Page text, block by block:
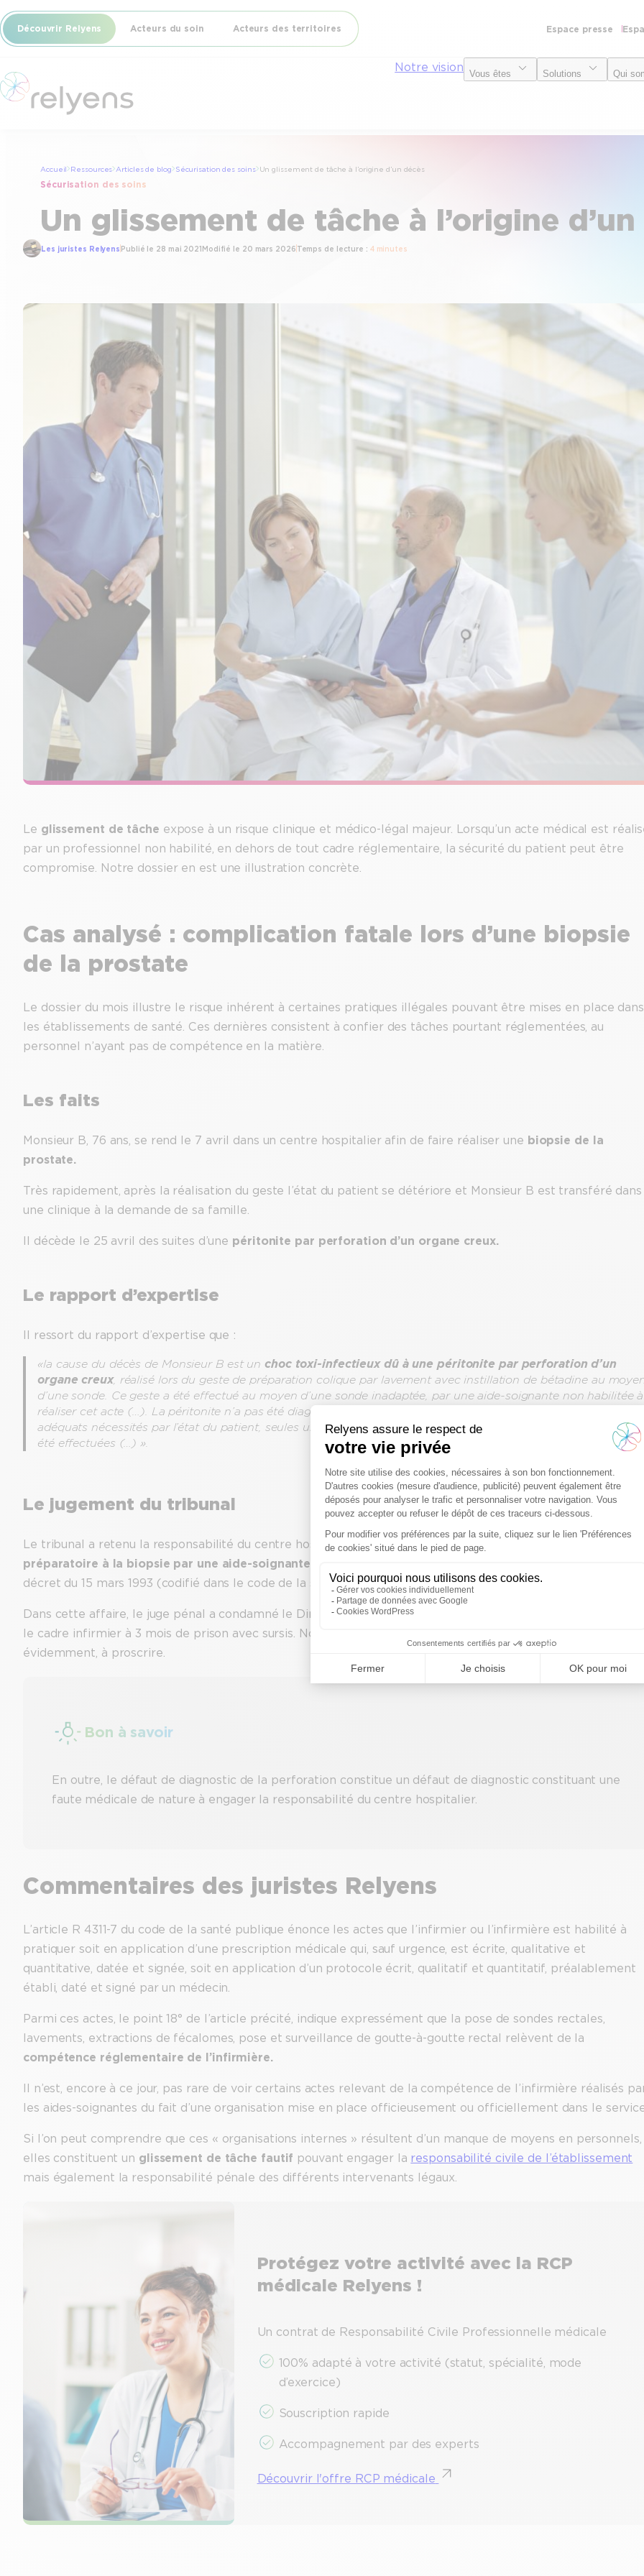
Aller
au
Découvrir Relyens Acteurs du soin Acteurs des territoires Espace presse
Notre vision Vous êtes Solutions Qui
Accueil Ressources Articles de blog Sécurisation des soins Un glissement de tâche à l’origine d’un décès
Sécurisation des soins
Un glissement de tâche à l’origine
Les juristes Relyens Publié le 28 mai 2021Modifié le 20 mars 2026 Temps de lecture : 4 minutes
Le glissement de tâche expose à un risque clinique et médico-légal majeur. Lorsqu’un acte médical est
par un professionnel non habilité, en dehors de tout cadre réglementaire, la sécurité du patient peut être
compromise. Notre dossier en est une illustration concrète.
Cas analysé : complication fatale lors d’une biopsie
de la prostate
Le dossier du mois illustre le risque inhérent à certaines pratiques illégales pouvant être mises en place dans
les établissements de santé. Ces dernières consistent à confier des tâches pourtant réglementées, au
personnel n’ayant pas de compétence en la matière.
Les faits
Monsieur B, 76 ans, se rend le 7 avril dans un centre hospitalier afin de faire réaliser une biopsie de la
prostate.
Très rapidement, après la réalisation du geste l’état du patient se détériore et Monsieur B est transféré dans
une clinique à la demande de sa famille.
Il décède le 25 avril des suites d’une péritonite par perforation d’un organe creux.
Le rapport d’expertise
Il ressort du rapport d’expertise que :
«la cause du décès de Monsieur B est un choc toxi-infectieux dû à une péritonite par perforation d’un
organe creux, réalisé lors du geste de préparation colique par lavement avec instillation de bétadine au
d’une sonde. Ce geste a été effectué au moyen d’une sonde inadaptée, par une aide-soignante non habilitée à
réaliser cet acte (…). La péritonite n’a pas été diagnostiquée par le CH qui n’a pas pratiqué les examens
adéquats nécessités par l’état du patient, seules une radiographie et une coloscopie,
,
été effectuées (…) ».
Le jugement du tribunal
Le tribunal a retenu la responsabilité du centre hospitalier considérant que « laréalisation du geste
préparatoire à la biopsie par une aide-soignante constitue une faute
décret du 15 mars 1993 (codifié dans le code de la santé publique à l’article R.4311-7).
Dans cette affaire, le juge pénal a condamné le Directeur de l’établissement, l’aide-soignante, la surveillante
le cadre infirmier à 3 mois de prison avec sursis. Nous ne pouvons qu’indiquer que de telles pratiques sont,
évidemment, à proscrire.
Bon à savoir
En outre, le défaut de diagnostic de la perforation constitue un défaut de diagnostic constituant une
faute médicale de nature à engager la responsabilité du centre hospitalier.
Commentaires des juristes Relyens
L’article R 4311-7 du code de la santé publique énonce les actes que l’infirmier ou l’infirmière est habilité à
pratiquer soit en application d’une prescription médicale qui, sauf urgence, est écrite, qualitative et
quantitative, datée et signée, soit en application d’un protocole écrit, qualitatif et quantitatif, préalablement
établi, daté et signé par un médecin.
Parmi ces actes, le point 18° de l’article précité, indique expressément que la pose de sondes rectales,
lavements, extractions de fécalomes, pose et surveillance de goutte-à-goutte rectal relèvent de la
compétence réglementaire de l’infirmière.
Il n’est, encore à ce jour, pas rare de voir certains actes relevant de la compétence de l’infirmière réalisés
les aides-soignantes du fait d’une organisation mise en place officieusement ou officiellement dans le
Si l’on peut comprendre que ces « organisations internes » résultent d’un manque de moyens en personnels,
elles constituent un glissement de tâche fautif pouvant engager la responsabilité civile de l’établissement
mais également la responsabilité pénale des différents intervenants légaux.
Protégez votre activité avec la RCP
médicale Relyens !
Un contrat de Responsabilité Civile Professionnelle médicale
100% adapté à votre activité (statut, spécialité, mode
d’exercice)
Souscription rapide
Accompagnement par des experts
Découvrir l'offre RCP médicale